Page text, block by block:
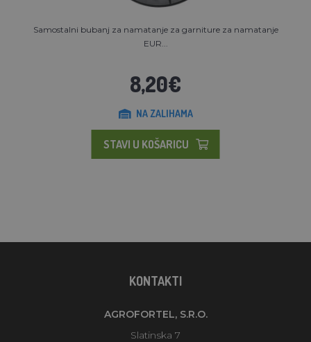
Samostalni bubanj za namatanje za garniture za namatanje
EUR...
8,20€
NA ZALIHAMA
STAVI U KOŠARICU
KONTAKTI
AGROFORTEL, S.R.O.
Slatinska 7